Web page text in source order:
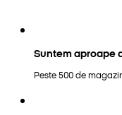
Suntem aproape
Peste 500 de